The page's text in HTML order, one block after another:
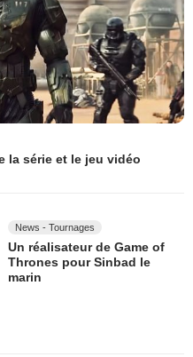
la série et le jeu vidéo
News - Tournages
Un réalisateur de Game of
Thrones pour Sinbad le
marin